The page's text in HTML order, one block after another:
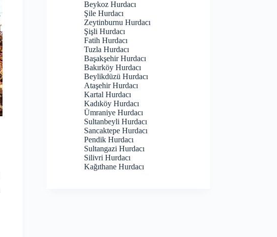
Beykoz Hurdacı
Şile Hurdacı
Zeytinburnu Hurdacı
Şişli Hurdacı
Fatih Hurdacı
Tuzla Hurdacı
Başakşehir Hurdacı
Bakırköy Hurdacı
Beylikdüzü Hurdacı
Ataşehir Hurdacı
Kartal Hurdacı
Kadıköy Hurdacı
Ümraniye Hurdacı
Sultanbeyli Hurdacı
Sancaktepe Hurdacı
Pendik Hurdacı
Sultangazi Hurdacı
Silivri Hurdacı
Kağıthane Hurdacı